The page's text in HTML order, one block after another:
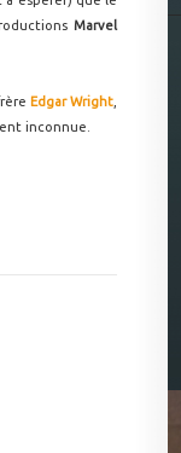
Marvel
Edgar Wright
inconnue.